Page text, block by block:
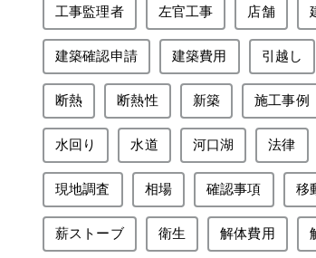
工事監理者 左官工事 店舗
建築確認申請 建築費用 引越し
断熱 断熱性 新築 施工事例
水回り 水道 河口湖 法律
現地調査 相場 確認事項 移
薪ストーブ 衛生 解体費用